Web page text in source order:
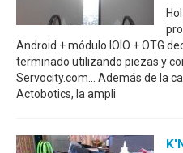
Android + módulo IOIO + OTG
terminado utilizando piezas y
Servocity.com... Además de la
Actobotics, la ampli